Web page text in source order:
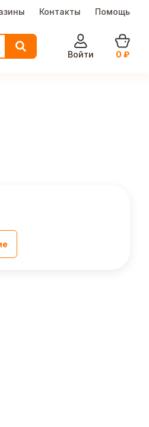
Контакты Помощь
Войти
0 ₽